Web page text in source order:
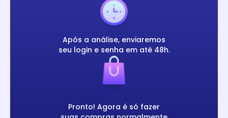
Após a análise, enviaremos
seu login e senha em até 48h.
Pronto! Agora é só fazer